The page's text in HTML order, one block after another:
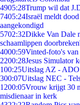
4905:28Trump wil dat
7405:24Israël meldt
aangekondigd
5702:32Dikke Van Dale
schaamlippen
4000:59Vinted-foto's van
2200:28Jesus Simulator
100:25Uitslag AZ -
300:07Uitslag NEC -
1200:05Vrouw krijgt 30
misdienaar in kerk